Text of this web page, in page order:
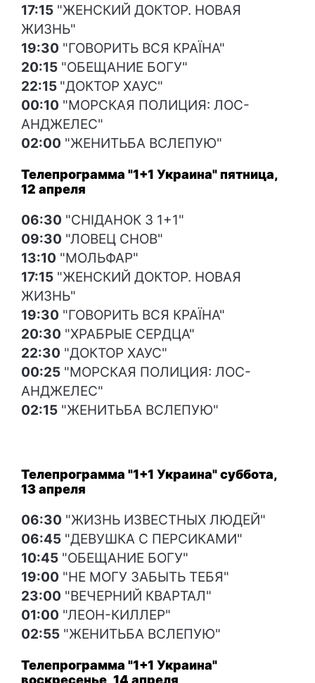
17:15 "ЖЕНСКИЙ ДОКТОР. НОВАЯ
ЖИЗНЬ"
19:30 "ГОВОРИТЬ ВСЯ КРАЇНА"
20:15 "ОБЕЩАНИЕ БОГУ"
22:15 "ДОКТОР ХАУС"
00:10 "МОРСКАЯ ПОЛИЦИЯ: ЛОС-
АНДЖЕЛЕС"
02:00 "ЖЕНИТЬБА ВСЛЕПУЮ"
Телепрограмма "1+1 Украина" пятница,
12 апреля
06:30 "СНІДАНОК З 1+1"
09:30 "ЛОВЕЦ СНОВ"
13:10 "МОЛЬФАР"
17:15 "ЖЕНСКИЙ ДОКТОР. НОВАЯ
ЖИЗНЬ"
19:30 "ГОВОРИТЬ ВСЯ КРАЇНА"
20:30 "ХРАБРЫЕ СЕРДЦА"
22:30 "ДОКТОР ХАУС"
00:25 "МОРСКАЯ ПОЛИЦИЯ: ЛОС-
АНДЖЕЛЕС"
02:15 "ЖЕНИТЬБА ВСЛЕПУЮ"
Телепрограмма "1+1 Украина" суббота,
13 апреля
06:30 "ЖИЗНЬ ИЗВЕСТНЫХ ЛЮДЕЙ"
06:45 "ДЕВУШКА С ПЕРСИКАМИ"
10:45 "ОБЕЩАНИЕ БОГУ"
19:00 "НЕ МОГУ ЗАБЫТЬ ТЕБЯ"
23:00 "ВЕЧЕРНИЙ КВАРТАЛ"
01:00 "ЛЕОН-КИЛЛЕР"
02:55 "ЖЕНИТЬБА ВСЛЕПУЮ"
Телепрограмма "1+1 Украина"
воскресенье, 14 апреля